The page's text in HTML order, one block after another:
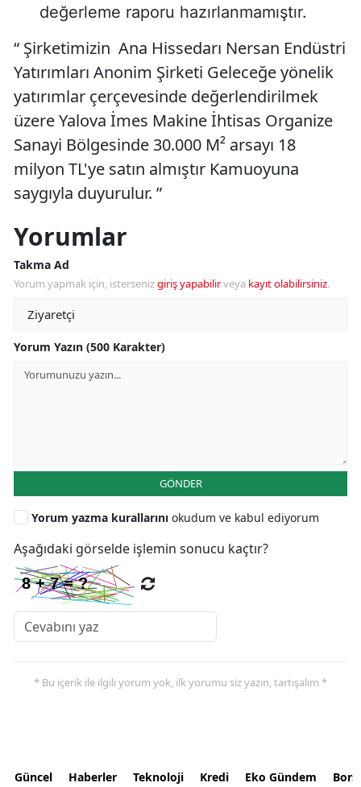
değerleme raporu hazırlanmamıştır.
“ Şirketimizin Ana Hissedarı Nersan Endüstri
Yatırımları Anonim Şirketi Geleceğe yönelik
yatırımlar çerçevesinde değerlendirilmek
üzere Yalova İmes Makine İhtisas Organize
Sanayi Bölgesinde 30.000 M² arsayı 18
milyon TL'ye satın almıştır Kamuoyuna
saygıyla duyurulur. ”
Yorumlar
Takma Ad
Yorum yapmak için, istersenizgiriş yapabilirveya kayıt olabilirsiniz.
Yorum Yazın (500 Karakter)
GÖNDER
Yorum yazma kurallarını okudum ve kabul ediyorum
Aşağıdaki görselde işlemin sonucu kaçtır?
* Bu içerik ile ilgili yorum yok, ilk yorumu siz yazın, tartışalım *
Güncel Haberler Teknoloji Kredi Eko Gündem